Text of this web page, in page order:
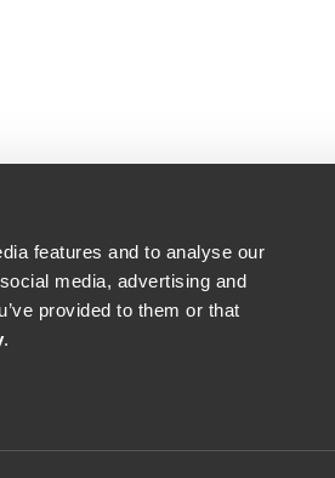
features and to analyse our
media, advertising and
provided to them or that
.